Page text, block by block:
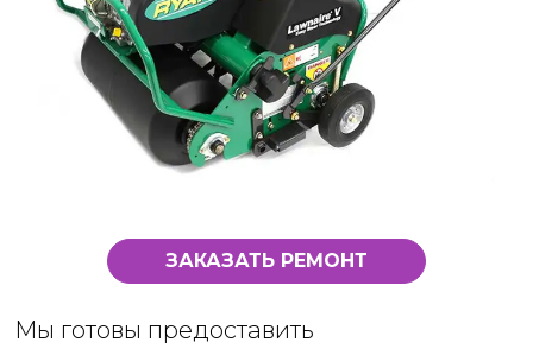
ЗАКАЗАТЬ РЕМОНТ
Мы готовы предоставить